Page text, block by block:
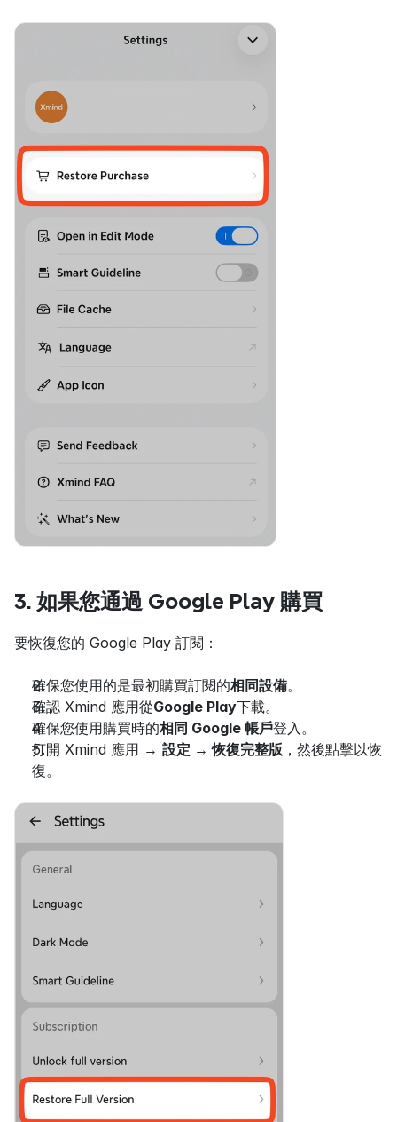
3. 如果您通過 Google Play 購買
要恢復您的 Google Play 訂閱：
確保您使用的是最初購買訂閱的相同設備。
確認 Xmind 應用從Google Play下載。
確保您使用購買時的相同 Google 帳戶登入。
打開 Xmind 應用 → 設定 → 恢復完整版 ，然後點擊以恢
復。